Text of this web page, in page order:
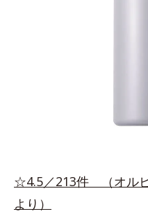
☆4.5／213件 （オルビ
より）